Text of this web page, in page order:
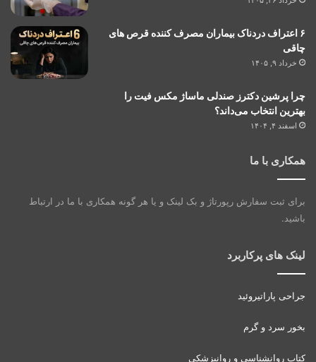
۶ اعتراف دردناک بیماران مصرف کننده قرص های
چاقی
خرداد ۹, ۱۴۰۵
چرا پرشین دکترز صندلی ماساژ مکس فیت را
بهترین انتخاب می‌داند؟
اسفند ۴, ۱۴۰۴
همکاری با ما
برای ثبت سفارش رپورتاژ و بک لینک و یا هر گونه همکاری با ما در ارتباط
باشید.
لینک های پرکاربرد
جراحی پاراتیروئید
بخور سرد و گرم
کتاب روانشناسی و روانپزشکی